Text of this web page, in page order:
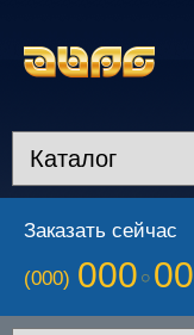
Заказать сейчас
(000) 000 00